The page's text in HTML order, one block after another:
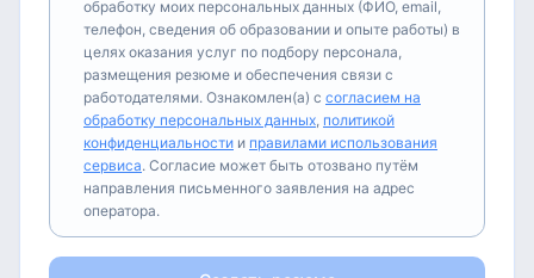
обработку моих персональных данных (ФИО, email,
телефон, сведения об образовании и опыте работы) в
целях оказания услуг по подбору персонала,
размещения резюме и обеспечения связи с
работодателями. Ознакомлен(а) с согласием на
обработку персональных данных, политикой
конфиденциальности и правилами использования
сервиса. Согласие может быть отозвано путём
направления письменного заявления на адрес
оператора.